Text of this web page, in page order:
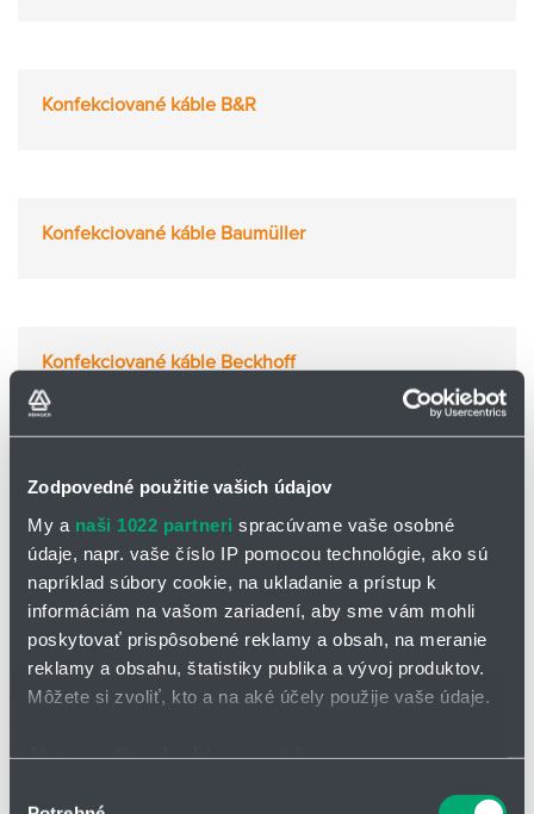
Zodpovedné použitie vašich údajov
My a naši 1022 partneri spracúvame vaše osobné
údaje, napr. vaše číslo IP pomocou technológie, ako sú
napríklad súbory cookie, na ukladanie a prístup k
informáciám na vašom zariadení, aby sme vám mohli
poskytovať prispôsobené reklamy a obsah, na meranie
reklamy a obsahu, štatistiky publika a vývoj produktov.
Môžete si zvoliť, kto a na aké účely použije vaše údaje.
Konfekciované káble B&R
Konfekciované káble Baumüller
Konfekciované káble Beckhoff
Konfekciované káble Berger Lahr
Konfekciované káble Control Techniques